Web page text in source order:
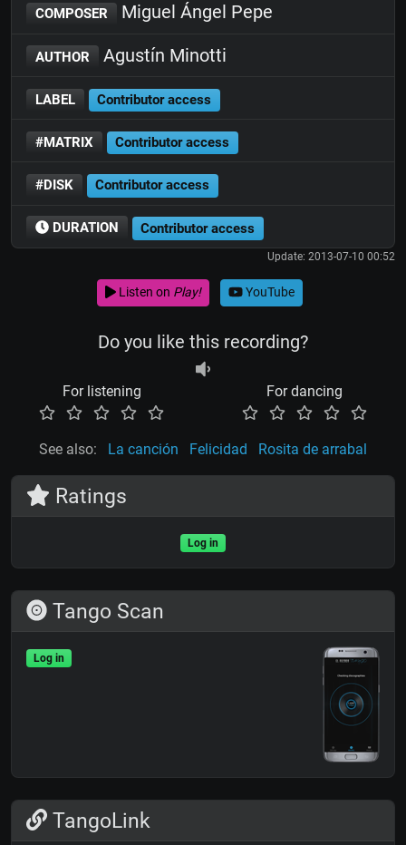
COMPOSER Miguel Ángel Pepe
AUTHOR Agustín Minotti
LABEL Contributor access
#MATRIX Contributor access
#DISK Contributor access
DURATION Contributor access
Update: 2013-07-10 00:52
Listen on Play! YouTube
Do you like this recording?
For listening For dancing
See also: La canción Felicidad Rosita de arrabal
Ratings
Log in
Tango Scan
Log in
TangoLink